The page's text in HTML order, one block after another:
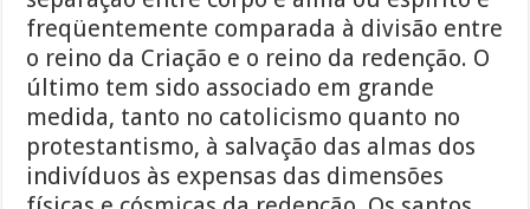
freqüentemente comparada à divisão entre
o reino da Criação e o reino da redenção. O
último tem sido associado em grande
medida, tanto no catolicismo quanto no
protestantismo, à salvação das almas dos
indivíduos às expensas das dimensões